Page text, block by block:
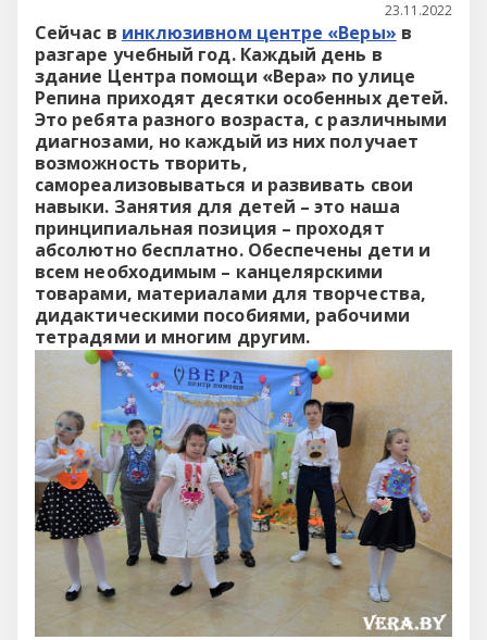
23.11.2022
Сейчас в инклюзивном центре «Веры» в
разгаре учебный год. Каждый день в
здание Центра помощи «Вера» по улице
Репина приходят десятки особенных детей.
Это ребята разного возраста, с различными
диагнозами, но каждый из них получает
возможность творить,
самореализовываться и развивать свои
навыки. Занятия для детей – это наша
принципиальная позиция – проходят
абсолютно бесплатно. Обеспечены дети и
всем необходимым – канцелярскими
товарами, материалами для творчества,
дидактическими пособиями, рабочими
тетрадями и многим другим.